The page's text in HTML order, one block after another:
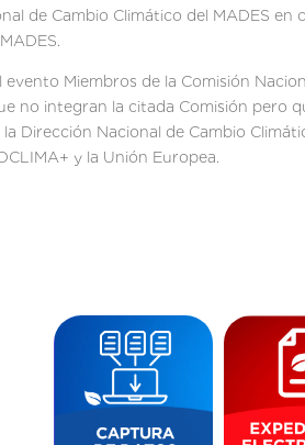
de Cambio Climático del MADES
evento Miembros de la Comisión
no integran la citada Comisión pero
Dirección Nacional de Cambio
y la Unión Europea.